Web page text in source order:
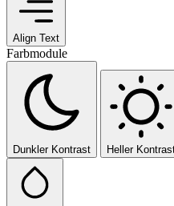
Align Text
Farbmodule
Dunkler Kontrast Heller